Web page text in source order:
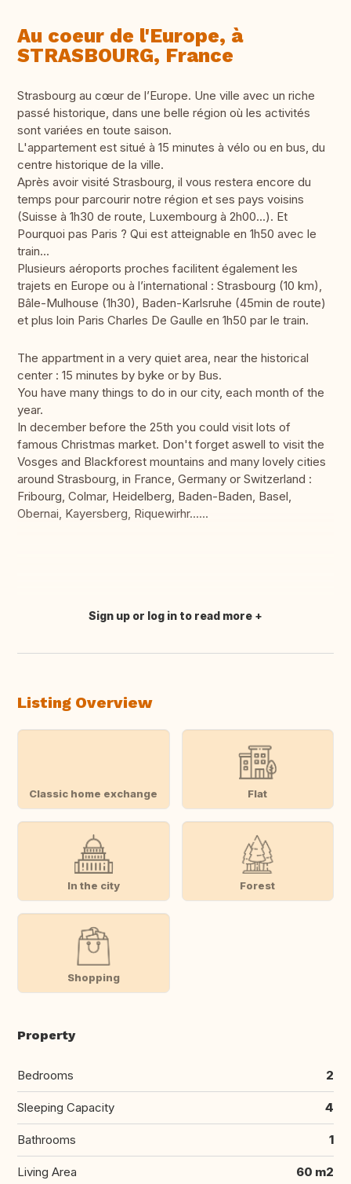
Au coeur de l'Europe, à
STRASBOURG, France
Strasbourg au cœur de l’Europe. Une ville avec un riche
passé historique, dans une belle région où les activités
sont variées en toute saison.
L'appartement est situé à 15 minutes à vélo ou en bus, du
centre historique de la ville.
Après avoir visité Strasbourg, il vous restera encore du
temps pour parcourir notre région et ses pays voisins
(Suisse à 1h30 de route, Luxembourg à 2h00...). Et
Pourquoi pas Paris ? Qui est atteignable en 1h50 avec le
train...
Plusieurs aéroports proches facilitent également les
trajets en Europe ou à l’international : Strasbourg (10 km),
Bâle-Mulhouse (1h30), Baden-Karlsruhe (45min de route)
et plus loin Paris Charles De Gaulle en 1h50 par le train.
The appartment in a very quiet area, near the historical
center : 15 minutes by byke or by Bus.
You have many things to do in our city, each month of the
year.
In december before the 25th you could visit lots of
famous Christmas market. Don't forget aswell to visit the
Vosges and Blackforest mountains and many lovely cities
around Strasbourg, in France, Germany or Switzerland :
Fribourg, Colmar, Heidelberg, Baden-Baden, Basel,
Obernai, Kayersberg, Riquewirhr......
Translate this
Sign up or log in to read more
Listing Overview
Classic home exchange Flat
In the city Forest
Shopping
Property
Bedrooms 2
Sleeping Capacity 4
Bathrooms 1
Living Area 60 m2